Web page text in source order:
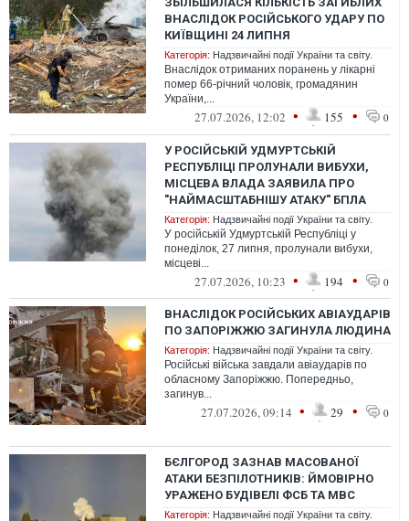
ВНАСЛІДОК РОСІЙСЬКОГО УДАРУ ПО
КИЇВЩИНІ 24 ЛИПНЯ
Категорія: Надзвичайні події України та світу.
Внаслідок отриманих поранень у лікарні
помер 66-річний чоловік, громадянин
України,...
27.07.2026, 12:02 • 155 • 0
У РОСІЙСЬКІЙ УДМУРТСЬКІЙ
РЕСПУБЛІЦІ ПРОЛУНАЛИ ВИБУХИ,
МІСЦЕВА ВЛАДА ЗАЯВИЛА ПРО
"НАЙМАСШТАБНІШУ АТАКУ" БПЛА
Категорія: Надзвичайні події України та світу.
У російській Удмуртській Республіці у
понеділок, 27 липня, пролунали вибухи,
місцеві...
27.07.2026, 10:23 • 194 • 0
ВНАСЛІДОК РОСІЙСЬКИХ АВІАУДАРІВ
ПО ЗАПОРІЖЖЮ ЗАГИНУЛА ЛЮДИНА
Категорія: Надзвичайні події України та світу.
Російські війська завдали авіаударів по
обласному Запоріжжю. Попередньо,
загинув...
27.07.2026, 09:14 • 29 • 0
БЄЛГОРОД ЗАЗНАВ МАСОВАНОЇ
АТАКИ БЕЗПІЛОТНИКІВ: ЙМОВІРНО
УРАЖЕНО БУДІВЕЛІ ФСБ ТА МВС
Категорія: Надзвичайні події України та світу.